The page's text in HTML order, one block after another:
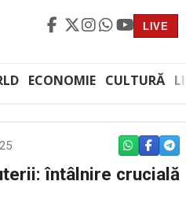
LIVE
ECONOMIE CULTURĂ
WHATSAPP
întâlnire crucială